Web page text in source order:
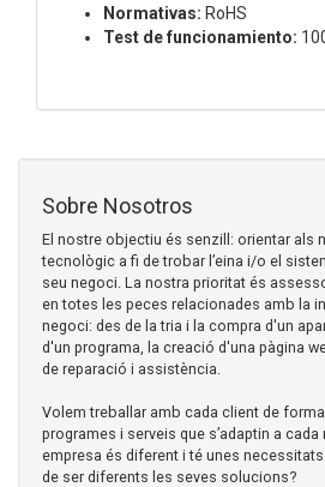
Normativas: RoHS
Test de funcionamiento:
Sobre Nosotros
El nostre objectiu és senzill: orientar als
tecnològic a fi de trobar l’eina i/o el
seu negoci. La nostra prioritat és
en totes les peces relacionades amb la
negoci: des de la tria i la compra d'un
d'un programa, la creació d'una pàgina
de reparació i assistència.
Volem treballar amb cada client de
programes i serveis que s’adaptin a
empresa és diferent i té unes
de ser diferents les seves solucions?